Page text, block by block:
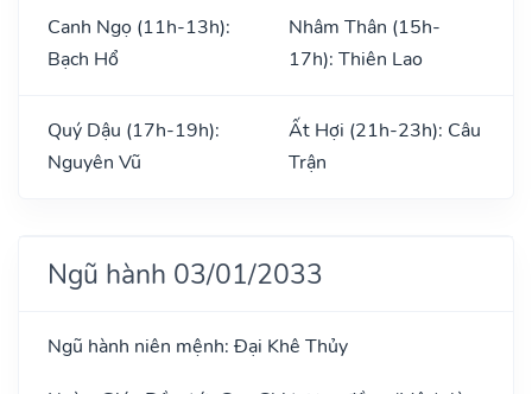
Canh Ngọ (11h-13h):
Bạch Hổ
Nhâm Thân (15h-
17h): Thiên Lao
Quý Dậu (17h-19h):
Nguyên Vũ
Ất Hợi (21h-23h): Câu
Trận
Ngũ hành 03/01/2033
Ngũ hành niên mệnh: Đại Khê Thủy